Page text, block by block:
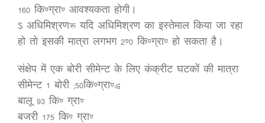
160 कि.ग्रा. आवश्यकता होगी।
ऽ अधिमिश्रण: यदि अधिमिश्रण का इस्तेमाल किया जा रहा
हो तो इसकी मात्रा लगभग 2.0 कि.ग्रा. हो सकता है।
संक्षेप में एक बोरी सीमेन्ट के लिए कंक्रीट घटकों की मात्रा
सीमेन्ट 1 बोरी (50कि.ग्रा.)
बालू 93 कि. ग्रा.
बजरी 175 कि. ग्रा.